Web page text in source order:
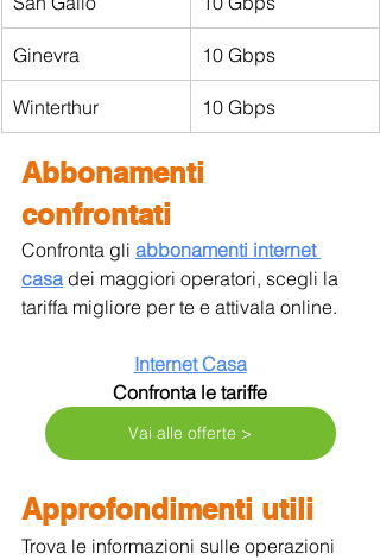
Ginevra 10 Gbps
Winterthur 10 Gbps
Abbonamenti
confrontati
Confronta gli abbonamenti internet
casa dei maggiori operatori, scegli la
tariffa migliore per te e attivala online.
Internet Casa
Confronta le tariffe
Vai alle offerte >
Approfondimenti utili
Trova le informazioni sulle operazioni